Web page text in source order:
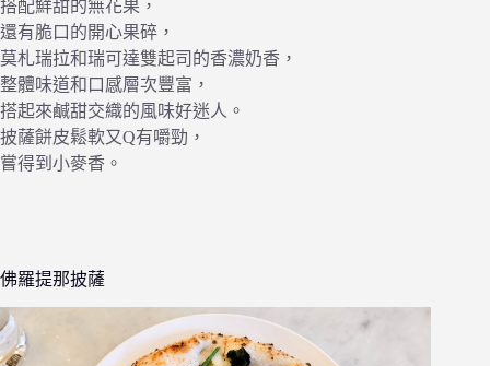
搭配鮮甜的無花果，
還有脆口的開心果碎，
莫札瑞拉和瑞可達雙起司的香濃奶香，
整體味道和口感層次豐富，
搭起來鹹甜交織的風味好迷人。
披薩餅皮鬆軟又Q有嚼勁，
嘗得到小麥香。
佛羅提那披薩